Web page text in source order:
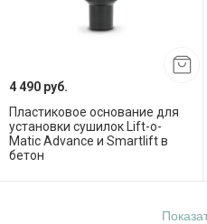
4 490 руб.
Пластиковое основание для
установки сушилок Lift-o-
Matic Advance и Smartlift в
бетон